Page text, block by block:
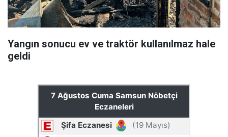
Yangın sonucu ev ve traktör kullanılmaz hale
geldi